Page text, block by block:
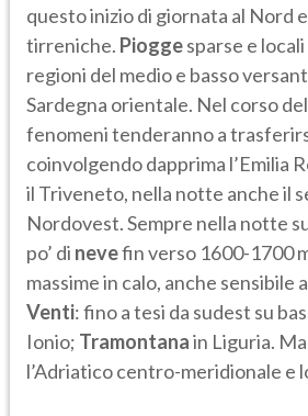
questo inizio di giornata al Nord
tirreniche. Pioggesparse e
regioni del medio e basso
Sardegna orientale. Nel corso
fenomeni tenderanno a
coinvolgendo dapprima l’Emilia
il Triveneto, nella notte anche il
Nordovest. Sempre nella notte
po’ di nevefin verso 1600-1700
massime in calo, anche sensibile
Venti: fino a tesi da sudest su
Ionio; Tramontanain Liguria.
l’Adriatico centro-meridionale e